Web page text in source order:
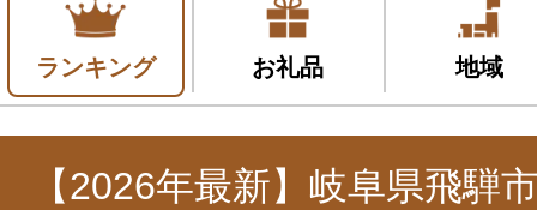
ランキング お礼品 地域
【2026年最新】岐阜県飛騨